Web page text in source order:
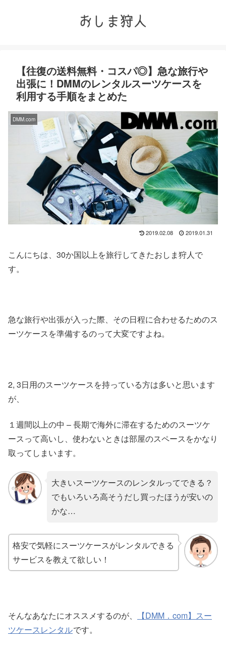
【往復の送料無料・コスパ◎】急な旅行や
出張に！DMMのレンタルスーツケースを
利用する手順をまとめた
DMM.com
2019.02.08 2019.01.31
こんにちは、30か国以上を旅行してきたおしま狩人で
す。
急な旅行や出張が入った際、その日程に合わせるためのス
ーツケースを準備するのって大変ですよね。
2, 3日用のスーツケースを持っている方は多いと思います
が、
１週間以上の中 – 長期で海外に滞在するためのスーツケ
ースって高いし、使わないときは部屋のスペースをかなり
取ってしまいます。
大きいスーツケースのレンタルってできる？
でもいろいろ高そうだし買ったほうが安いの
かな…
格安で気軽にスーツケースがレンタルできる
サービスを教えて欲しい！
そんなあなたにオススメするのが、
【DMM．com】スー
ツケースレンタルです。